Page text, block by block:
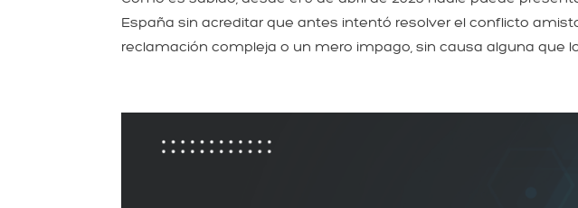
España sin acreditar que antes intentó resolver el conflicto
reclamación compleja o un mero impago, sin causa alguna que lo